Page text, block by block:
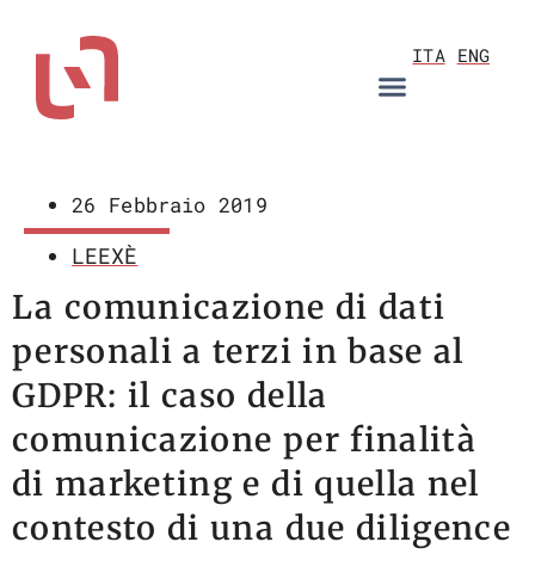
ITA ENG
26 Febbraio 2019
LEEXÈ
La comunicazione di dati
personali a terzi in base al
GDPR: il caso della
comunicazione per finalità
di marketing e di quella nel
contesto di una due diligence